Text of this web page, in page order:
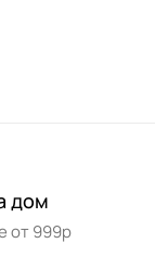
дом
от 999р